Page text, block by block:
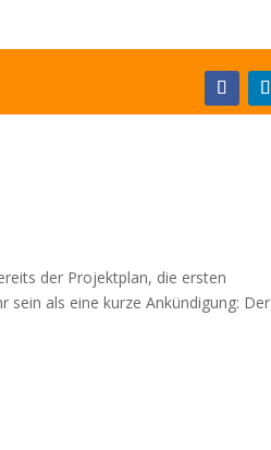
der Projektplan, die ersten
als eine kurze Ankündigung: Der